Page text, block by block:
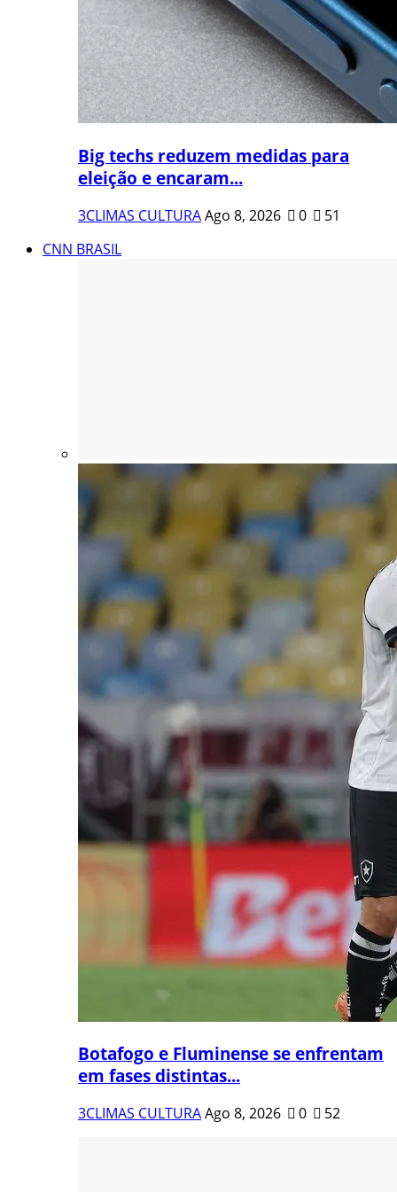
Big techs reduzem medidas para
eleição e encaram...
3CLIMAS CULTURAAgo 8, 2026 0
51
CNN BRASIL
Botafogo e Fluminense se enfrentam
em fases distintas...
3CLIMAS CULTURAAgo 8, 2026 0 52